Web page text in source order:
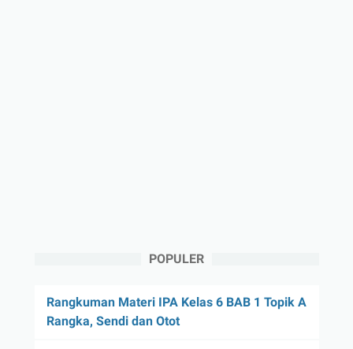
POPULER
Rangkuman Materi IPA Kelas 6 BAB 1 Topik A
Rangka, Sendi dan Otot